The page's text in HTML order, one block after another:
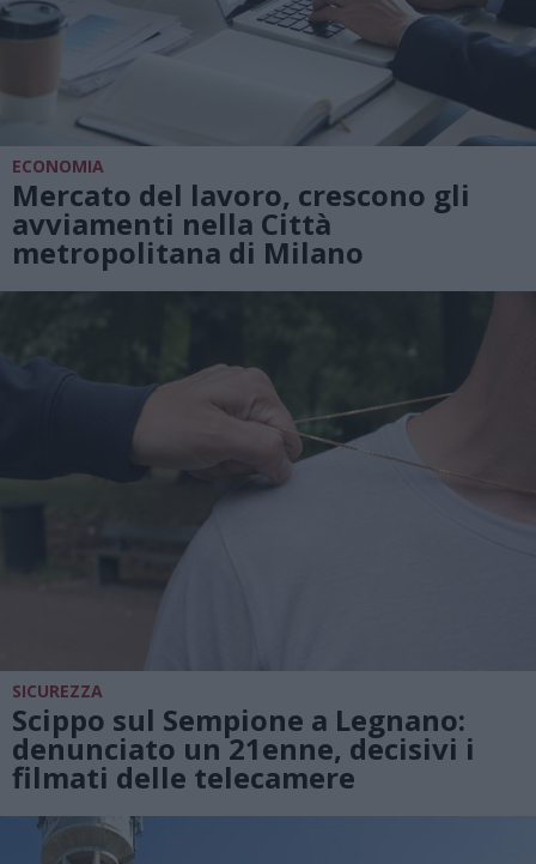
ECONOMIA
Mercato del lavoro, crescono gli
avviamenti nella Città
metropolitana di Milano
SICUREZZA
Scippo sul Sempione a Legnano:
denunciato un 21enne, decisivi i
filmati delle telecamere